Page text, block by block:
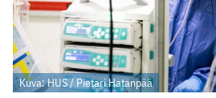
Kuva: HUS / Pietari Hatanpää